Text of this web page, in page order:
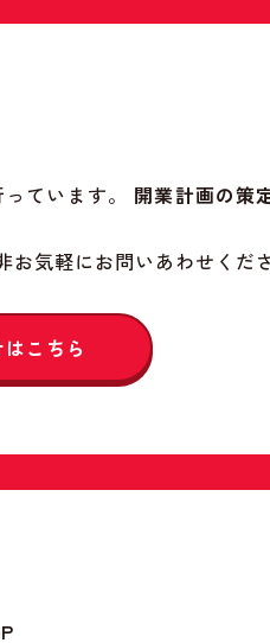
ています。 開業計画の策
気軽にお問いあわせくださ
こちら